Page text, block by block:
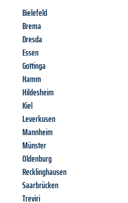
Bielefeld
Brema
Dresda
Essen
Gottinga
Hamm
Hildesheim
Kiel
Leverkusen
Mannheim
Münster
Oldenburg
Recklinghausen
Saarbrücken
Treviri